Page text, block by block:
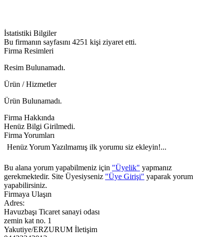
HACEGAN MISIR
ÇARŞISI
KOÇ ÇAĞ KEBAP
ELİT SPOR CENTER
İstatistiki Bilgiler
Bu firmanın sayfasını 4251 kişi ziyaret etti.
Firma Resimleri
Resim Bulunamadı.
Ürün / Hizmetler
Ürün Bulunamadı.
Firma Hakkında
Henüz Bilgi Girilmedi.
Firma Yorumları
Henüz Yorum Yazılmamış ilk yorumu siz ekleyin!...
Bu alana yorum yapabilmeniz için "Üyelik" yapmanız
gerekmektedir. Site Üyesiyseniz "Üye Girişi" yaparak yorum
yapabilirsiniz.
Firmaya Ulaşın
Adres:
Havuzbaşı Ticaret sanayi odası
zemin kat no. 1
Yakutiye/ERZURUM İletişim